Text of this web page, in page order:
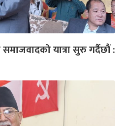
यात्रा सुरु गर्दैछौं :